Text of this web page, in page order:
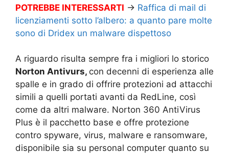
POTREBBE INTERESSARTI → Raffica di mail di
licenziamenti sotto l’albero: a quanto pare molte
sono di Dridex un malware dispettoso
A riguardo risulta sempre fra i migliori lo storico
Norton Antivurs, con decenni di esperienza alle
spalle e in grado di offrire protezioni ad attacchi
simili a quelli portati avanti da RedLine, così
come da altri malware. Norton 360 AntiVirus
Plus è il pacchetto base e offre protezione
contro spyware, virus, malware e ransomware,
disponibile sia su personal computer quanto su